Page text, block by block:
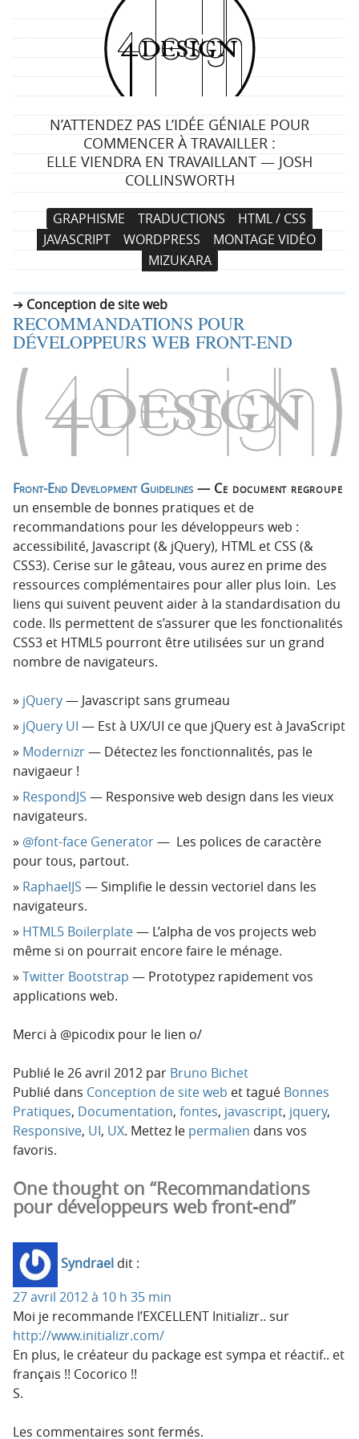
4
d
e
s
i
g
n
N’ATTENDEZ PAS L’IDÉE GÉNIALE POUR
COMMENCER À TRAVAILLER :
ELLE VIENDRA EN TRAVAILLANT — JOSH
COLLINSWORTH
N
a
v
i
a
t
i
n
r
c
i
p
a
l
e
A
l
l
e
a
u
c
n
e
n
GRAPHISME TRADUCTIONS
HTML / CSS
JAVASCRIPT
WORDPRESS
MONTAGE VIDÉO
MIZUKARA
Conception de site web
RECOMMANDATIONS POUR
DÉVELOPPEURS WEB FRONT-END
Front-End Development Guidelines — Ce document regroupe
un ensemble de bonnes pratiques et de
recommandations pour les développeurs web :
accessibilité, Javascript (& jQuery), HTML et CSS (&
CSS3). Cerise sur le gâteau, vous aurez en prime des
ressources complémentaires pour aller plus loin. Les
liens qui suivent peuvent aider à la standardisation du
code. Ils permettent de s’assurer que les fonctionalités
CSS3 et HTML5 pourront être utilisées sur un grand
nombre de navigateurs.
jQuery— Javascript sans grumeau
jQuery UI — Est à UX/UI ce que jQuery est à JavaScript
Modernizr— Détectez les fonctionnalités, pas le
navigaeur !
RespondJS — Responsive web design dans les vieux
navigateurs.
@font-face Generator— Les polices de caractère
pour tous, partout.
RaphaelJS — Simplifie le dessin vectoriel dans les
navigateurs.
HTML5 Boilerplate— L’alpha de vos projects web
même si on pourrait encore faire le ménage.
Twitter Bootstrap — Prototypez rapidement vos
applications web.
Merci à @picodix pour le lien o/
Publié le26 avril 2012 par Bruno Bichet
Publié dans Conception de site web et tagué Bonnes
Pratiques, Documentation, fontes, javascript, jquery,
Responsive, UI, UX. Mettez le permalien dans vos
favoris.
One thought on “Recommandations
pour développeurs web front-end”
Syndrael dit :
27 avril 2012 à 10 h 35 min
Moi je recommande l’EXCELLENT Initializr.. sur
http://www.initializr.com/
En plus, le créateur du package est sympa et réactif.. et
français !! Cocorico !!
S.
Les commentaires sont fermés.